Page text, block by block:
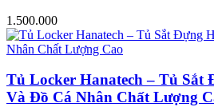
1.500.000
Tủ Locker Hanatech – Tủ Sắt
Và Đồ Cá Nhân Chất Lượng